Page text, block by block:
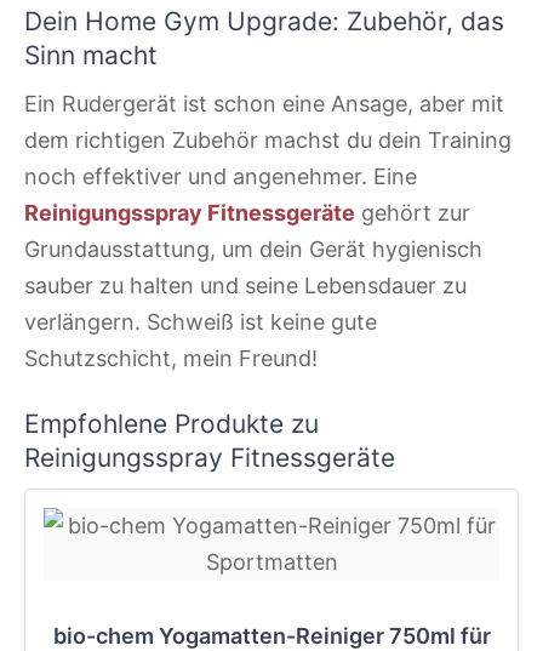
Dein Home Gym Upgrade: Zubehör, das
Sinn macht
Ein Rudergerät ist schon eine Ansage, aber mit
dem richtigen Zubehör machst du dein Training
noch effektiver und angenehmer. Eine
Reinigungsspray Fitnessgeräte gehört zur
Grundausstattung, um dein Gerät hygienisch
sauber zu halten und seine Lebensdauer zu
verlängern. Schweiß ist keine gute
Schutzschicht, mein Freund!
Empfohlene Produkte zu
Reinigungsspray Fitnessgeräte
bio-chem Yogamatten-Reiniger 750ml für